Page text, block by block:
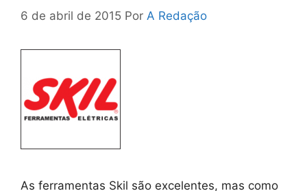
6 de abril de 2015 Por A Redação
As ferramentas Skil são excelentes, mas como